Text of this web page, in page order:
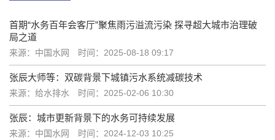
首期“水务百年会客厅”聚焦雨污溢流污染 探寻超大城市治理破
局之道
来源：中国水网 时间：2025-08-18 09:17
张辰大师等：双碳背景下城镇污水系统减碳技术
来源：给水排水 时间：2025-02-06 10:30
张辰：城市更新背景下的水务可持续发展
来源：中国水网 时间：2024-12-03 10:25